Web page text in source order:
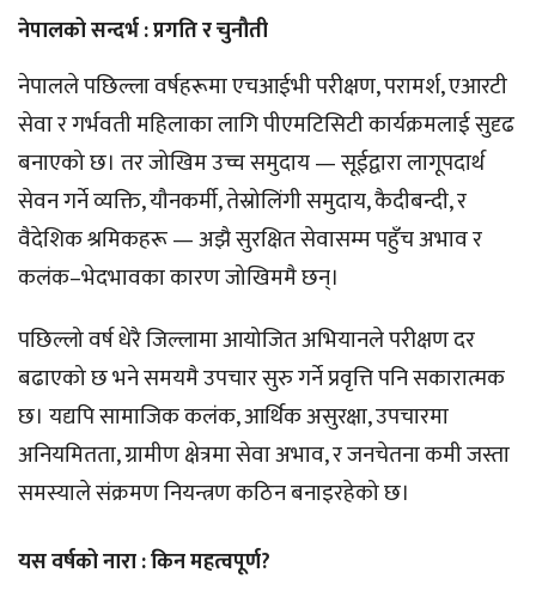
नेपालको सन्दर्भ : प्रगति र चुनौती
नेपालले पछिल्ला वर्षहरूमा एचआईभी परीक्षण, परामर्श, एआरटी
सेवा र गर्भवती महिलाका लागि पीएमटिसिटी कार्यक्रमलाई सुदृढ
बनाएको छ। तर जोखिम उच्च समुदाय — सूईद्वारा लागूपदार्थ
सेवन गर्ने व्यक्ति, यौनकर्मी, तेस्रोलिंगी समुदाय, कैदीबन्दी, र
वैदेशिक श्रमिकहरू — अझै सुरक्षित सेवासम्म पहुँच अभाव र
कलंक–भेदभावका कारण जोखिममै छन्।
पछिल्लो वर्ष धेरै जिल्लामा आयोजित अभियानले परीक्षण दर
बढाएको छ भने समयमै उपचार सुरु गर्ने प्रवृत्ति पनि सकारात्मक
छ। यद्यपि सामाजिक कलंक, आर्थिक असुरक्षा, उपचारमा
अनियमितता, ग्रामीण क्षेत्रमा सेवा अभाव, र जनचेतना कमी जस्ता
समस्याले संक्रमण नियन्त्रण कठिन बनाइरहेको छ।
यस वर्षको नारा : किन महत्वपूर्ण?